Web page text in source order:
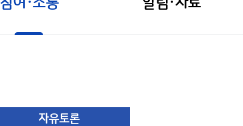
자유토론